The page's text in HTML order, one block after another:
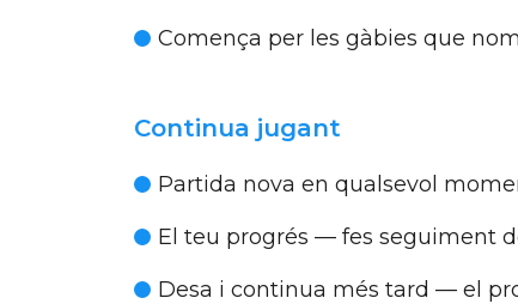
Comença per les gàbies que
Continua jugant
Partida nova en qualsevol
El teu progrés — fes seguiment
Desa i continua més tard — el